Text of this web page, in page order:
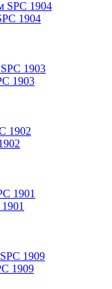
1904
1903
1909